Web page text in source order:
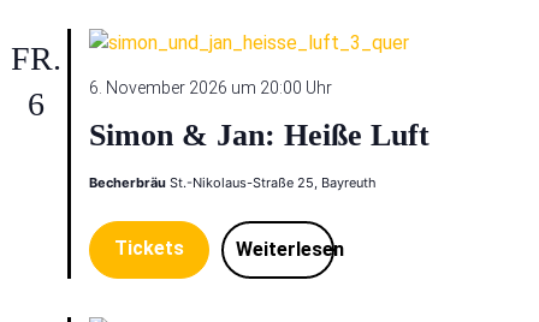
FR.
6
6. November 2026 um 20:00 Uhr
Simon & Jan: Heiße Luft
Becherbräu St.-Nikolaus-Straße 25, Bayreuth
Tickets Weiterlesen